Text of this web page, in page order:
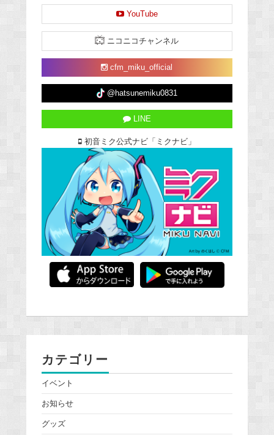
YouTube
ニコニコチャンネル
cfm_miku_official
@hatsunemiku0831
LINE
初音ミク公式ナビ「ミクナビ」
カテゴリー
イベント
お知らせ
グッズ